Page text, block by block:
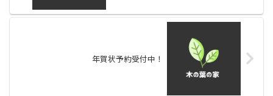
年賀状予約受付中！